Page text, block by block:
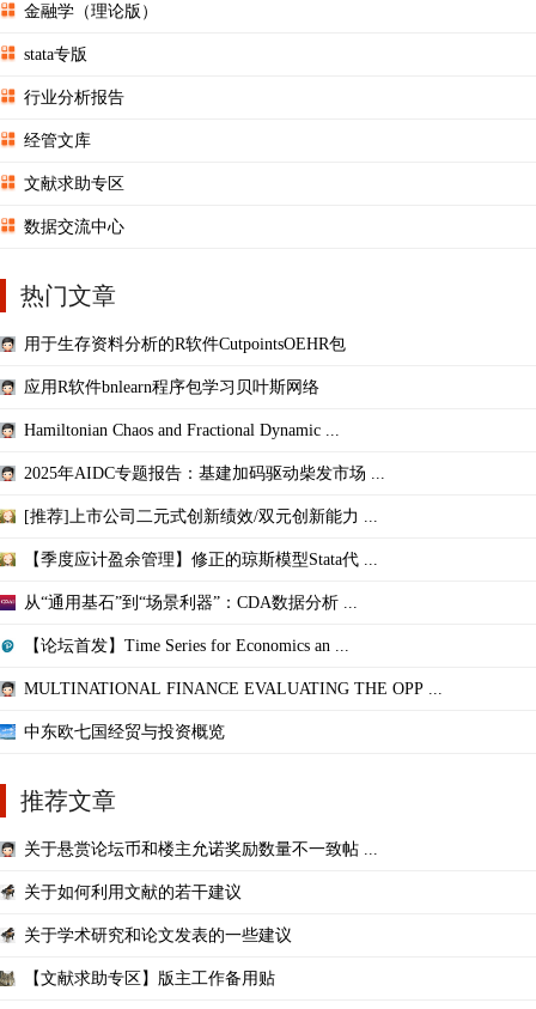
金融学（理论版）
stata专版
行业分析报告
经管文库
文献求助专区
数据交流中心
热门文章
用于生存资料分析的R软件CutpointsOEHR包
应用R软件bnlearn程序包学习贝叶斯网络
Hamiltonian Chaos and Fractional Dynamic ...
2025年AIDC专题报告：基建加码驱动柴发市场 ...
[推荐]上市公司二元式创新绩效/双元创新能力 ...
【季度应计盈余管理】修正的琼斯模型Stata代 ...
从“通用基石”到“场景利器”：CDA数据分析 ...
【论坛首发】Time Series for Economics an ...
MULTINATIONAL FINANCE EVALUATING THE OPP ...
中东欧七国经贸与投资概览
推荐文章
关于悬赏论坛币和楼主允诺奖励数量不一致帖 ...
关于如何利用文献的若干建议
关于学术研究和论文发表的一些建议
【文献求助专区】版主工作备用贴